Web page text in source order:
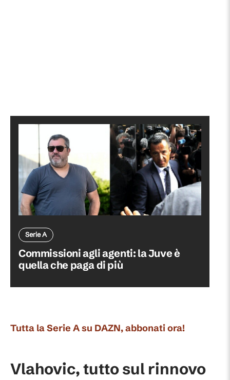
Serie A
Commissioni agli agenti: la Juve è
quella che paga di più
Tutta la Serie A su DAZN, abbonati ora!
Vlahovic, tutto sul rinnovo